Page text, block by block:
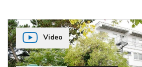
Video